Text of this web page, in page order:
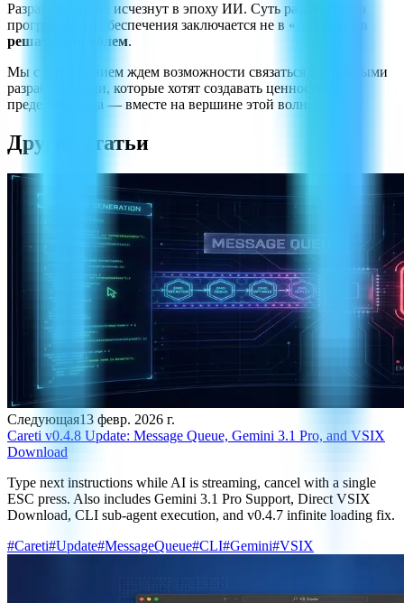
Разработчики не исчезнут в эпоху ИИ. Суть разработчика
программного обеспечения заключается не в «кодере», а в
решателе проблем.
Мы с нетерпением ждем возможности связаться с реальными
разработчиками, которые хотят создавать ценность за
пределами кода — вместе на вершине этой волны.
Другие статьи
Следующая13 февр. 2026 г.
Careti v0.4.8 Update: Message Queue, Gemini 3.1 Pro, and VSIX
Download
Type next instructions while AI is streaming, cancel with a single
ESC press. Also includes Gemini 3.1 Pro Support, Direct VSIX
Download, CLI sub-agent execution, and v0.4.7 infinite loading fix.
#Careti#Update#MessageQueue#CLI#Gemini#VSIX